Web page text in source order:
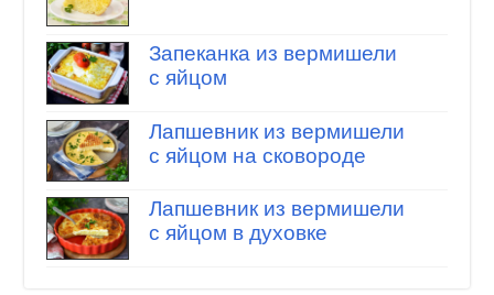
Запеканка из вермишели
с яйцом
Лапшевник из вермишели
с яйцом на сковороде
Лапшевник из вермишели
с яйцом в духовке